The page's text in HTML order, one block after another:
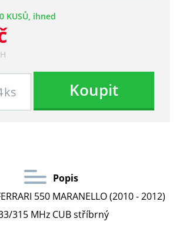
KUSŮ, ihned
ks Koupit
Popis
550 MARANELLO (2010 - 2012)
315 MHz CUB stříbrný